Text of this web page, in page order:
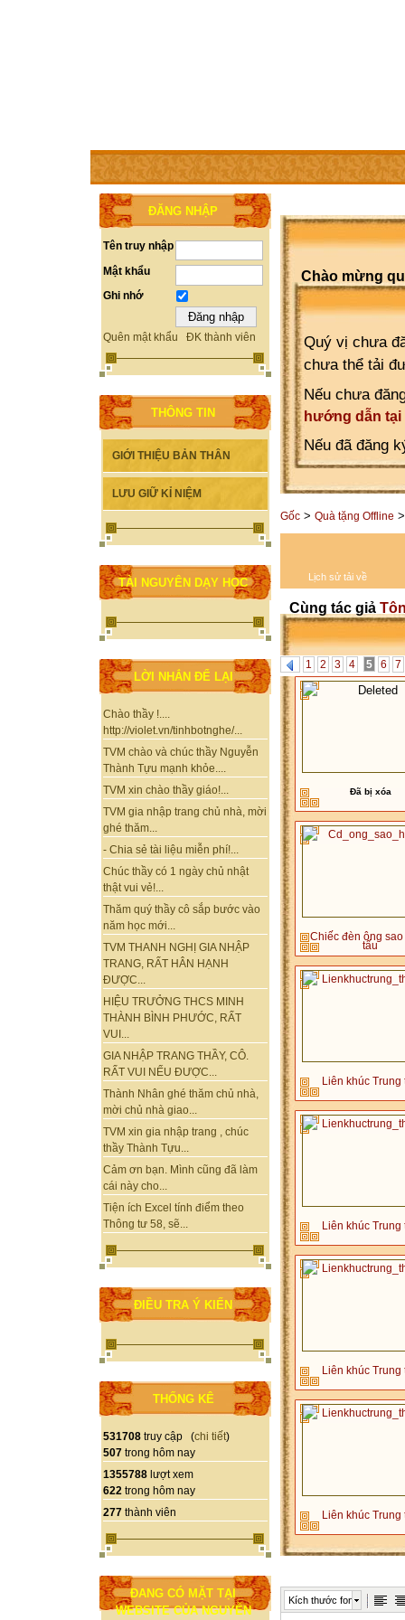
TRANG CHỦ THÀNH VIÊN TRỢ GIÚP WEBSITE
ĐĂNG NHẬP
Tên truy nhập
Mật khẩu
Ghi nhớ
Quên mật khẩu ĐK thành viên
THÔNG TIN
GIỚI THIỆU BẢN THÂN
LƯU GIỮ KỈ NIỆM
TÀI NGUYÊN DẠY HỌC
LỜI NHẮN ĐỂ LẠI
Chào thầy !....
http://violet.vn/tinhbotnghe/...
TVM chào và chúc thầy Nguyễn
Thành Tựu mạnh khỏe....
TVM xin chào thầy giáo!...
TVM gia nhập trang chủ nhà, mời
ghé thăm...
- Chia sẻ tài liệu miễn phí!...
Chúc thầy có 1 ngày chủ nhật
thật vui vẻ!...
Thăm quý thầy cô sắp bước vào
năm học mới...
TVM THANH NGHỊ GIA NHẬP
TRANG, RẤT HÂN HẠNH
ĐƯỢC...
HIỆU TRƯỞNG THCS MINH
THÀNH BÌNH PHƯỚC, RẤT
VUI...
GIA NHẬP TRANG THẦY, CÔ.
RẤT VUI NẾU ĐƯỢC...
Thành Nhân ghé thăm chủ nhà,
mời chủ nhà giao...
TVM xin gia nhập trang , chúc
thầy Thành Tựu...
Cảm ơn bạn. Mình cũng đã làm
cái này cho...
Tiện ích Excel tính điểm theo
Thông tư 58, sẽ...
ĐIỀU TRA Ý KIẾN
THỐNG KÊ
531708 truy cập (chi tiết)
507 trong hôm nay
1355788 lượt xem
622 trong hôm nay
277 thành viên
ĐANG CÓ MẶT TẠI
WEBSITE CỦA NGUYỄN
Chào mừng
Quý vị chưa
chưa thể tải
Nếu chưa
hướng dẫn tại
Nếu đã đăng
Gốc > Quà tặng Offline >
Lịch sử tải về
Cùng tác giả
1 2 3 4 5 6 7
Đã bị xóa
Chiếc đèn ông
tấu
Liên khúc Trung
Liên khúc Trung
Liên khúc Trung
Liên khúc Trung
Kích thước font